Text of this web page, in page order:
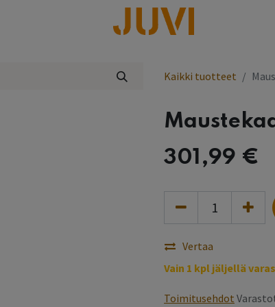
Kaikki tuotteet
301,99 €
Vertaa
Vain 1 kpl jäljellä
Toimitusehdot